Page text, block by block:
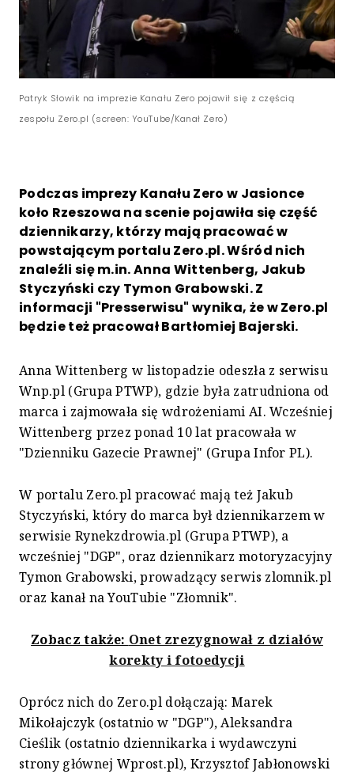
Patryk Słowik na imprezie Kanału Zero pojawił się z częścią
zespołu Zero.pl (screen: YouTube/Kanał Zero)
Podczas imprezy Kanału Zero w Jasionce
koło Rzeszowa na scenie pojawiła się część
dziennikarzy, którzy mają pracować w
powstającym portalu Zero.pl. Wśród nich
znaleźli się m.in. Anna Wittenberg, Jakub
Styczyński czy Tymon Grabowski. Z
informacji "Presserwisu" wynika, że w Zero.pl
będzie też pracował Bartłomiej Bajerski.
Anna Wittenberg w listopadzie odeszła z serwisu
Wnp.pl (Grupa PTWP), gdzie była zatrudniona od
marca i zajmowała się wdrożeniami AI. Wcześniej
Wittenberg przez ponad 10 lat pracowała w
"Dzienniku Gazecie Prawnej" (Grupa Infor PL).
W portalu Zero.pl pracować mają też Jakub
Styczyński, który do marca był dziennikarzem w
serwisie Rynekzdrowia.pl (Grupa PTWP), a
wcześniej "DGP", oraz dziennikarz motoryzacyjny
Tymon Grabowski, prowadzący serwis zlomnik.pl
oraz kanał na YouTubie "Złomnik".
Zobacz także: Onet zrezygnował z działów
korekty i fotoedycji
Oprócz nich do Zero.pl dołączają: Marek
Mikołajczyk (ostatnio w "DGP"), Aleksandra
Cieślik (ostatnio dziennikarka i wydawczyni
strony głównej Wprost.pl), Krzysztof Jabłonowski